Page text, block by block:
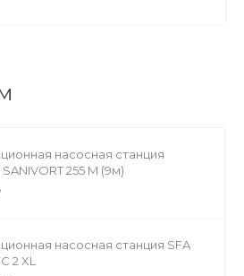
насосная станция
255 M (9м)
насосная станция SFA
2 XL